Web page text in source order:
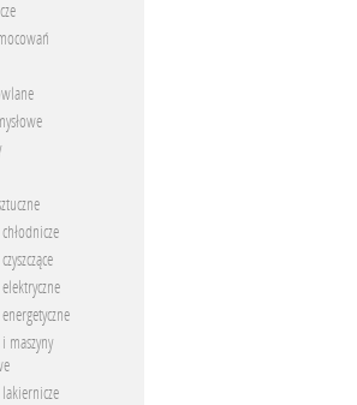
maszyny